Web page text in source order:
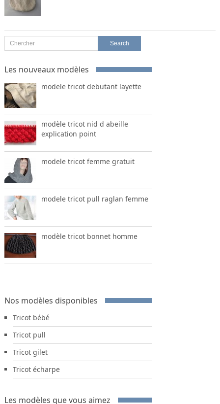
Les nouveaux modèles
modele tricot debutant layette
modèle tricot nid d abeille
explication point
modele tricot femme gratuit
modele tricot pull raglan femme
modèle tricot bonnet homme
Nos modèles disponibles
Tricot bébé
Tricot pull
Tricot gilet
Tricot écharpe
Les modèles que vous aimez